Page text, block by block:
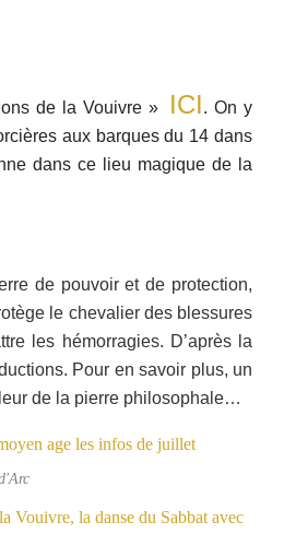
de la Vouivre » ICI. On y
aux barques du 14 dans
dans ce lieu magique de la
de pouvoir et de protection,
le chevalier des blessures
les hémorragies. D’après la
Pour en savoir plus, un
de la pierre philosophale…